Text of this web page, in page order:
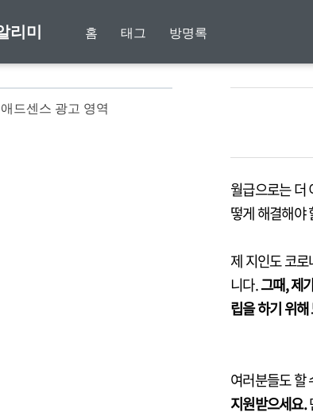
리미 홈 태그 방명록
월급으로는 더
떻게 해결해야
제 지인도 코
니다.그때, 제
립을 하기 위
여러분들도 할
지원받으세요.
애드센스 광고 영역